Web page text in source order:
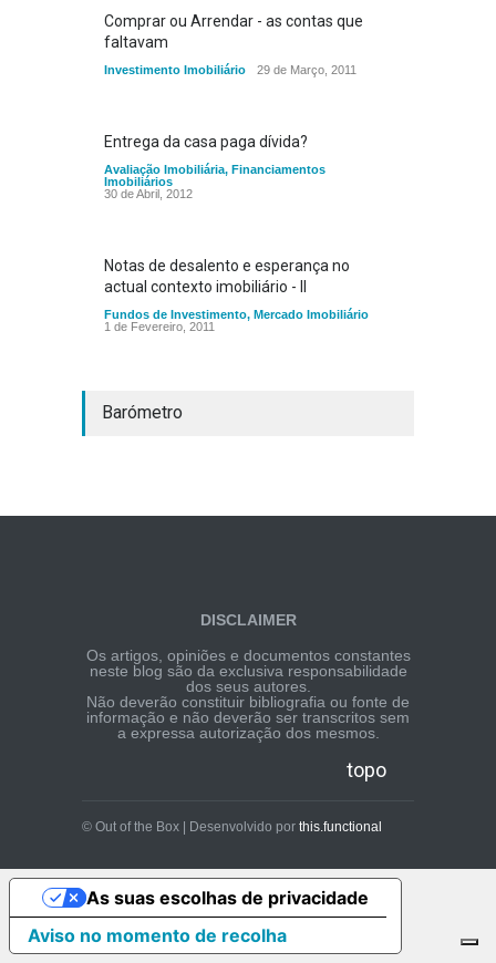
Comprar ou Arrendar - as contas que
faltavam
Investimento Imobiliário 29 de Março, 2011
Entrega da casa paga dívida?
Avaliação Imobiliária, Financiamentos
Imobiliários
30 de Abril, 2012
Notas de desalento e esperança no
actual contexto imobiliário - II
Fundos de Investimento, Mercado Imobiliário
1 de Fevereiro, 2011
Barómetro
DISCLAIMER
Os artigos, opiniões e documentos constantes
neste blog são da exclusiva responsabilidade
dos seus autores.
Não deverão constituir bibliografia ou fonte de
informação e não deverão ser transcritos sem
a expressa autorização dos mesmos.
topo
© Out of the Box | Desenvolvido por this.functional
Aviso no momento de recolha
As suas escolhas de privacidade